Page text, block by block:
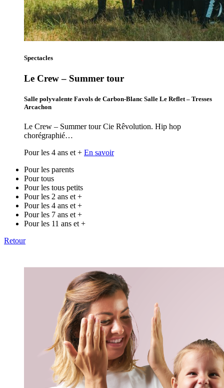
Spectacles
Le Crew – Summer tour
Salle polyvalente Favols de Carbon-Blanc Salle Le Reflet – Tresses
Arcachon
Le Crew – Summer tour Cie Rêvolution. Hip hop
chorégraphié…
Pour les 4 ans et + En savoir
Pour les parents
Pour tous
Pour les tous petits
Pour les 2 ans et +
Pour les 4 ans et +
Pour les 7 ans et +
Pour les 11 ans et +
Retour